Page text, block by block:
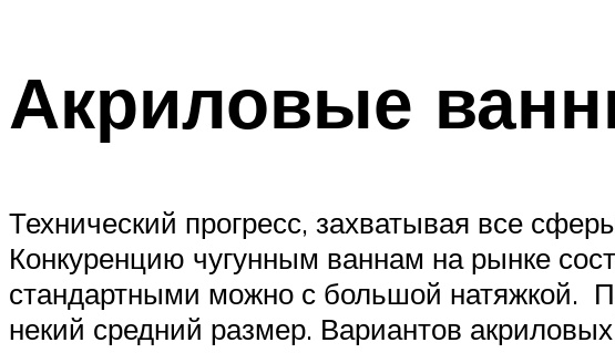
Акриловые
Технический прогресс, захватывая все
Конкуренцию чугунным ваннам на рынке
стандартными можно с большой натяжкой.
некий средний размер. Вариантов